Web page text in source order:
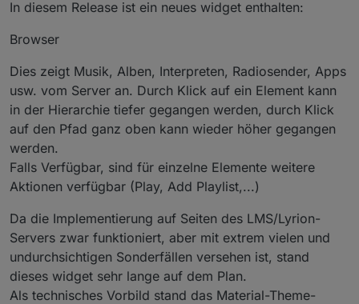
In diesem Release ist ein neues widget enthalten:
Browser
Dies zeigt Musik, Alben, Interpreten, Radiosender, Apps
usw. vom Server an. Durch Klick auf ein Element kann
in der Hierarchie tiefer gegangen werden, durch Klick
auf den Pfad ganz oben kann wieder höher gegangen
werden.
Falls Verfügbar, sind für einzelne Elemente weitere
Aktionen verfügbar (Play, Add Playlist,...)
Da die Implementierung auf Seiten des LMS/Lyrion-
Servers zwar funktioniert, aber mit extrem vielen und
undurchsichtigen Sonderfällen versehen ist, stand
dieses widget sehr lange auf dem Plan.
Als technisches Vorbild stand das Material-Theme-